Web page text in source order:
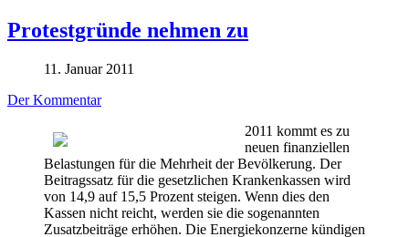
Protestgründe nehmen zu
11. Januar 2011
Der Kommentar
2011 kommt es zu
neuen finanziellen
Belastungen für die Mehrheit der Bevölkerung. Der
Beitragssatz für die gesetzlichen Krankenkassen wird
von 14,9 auf 15,5 Prozent steigen. Wenn dies den
Kassen nicht reicht, werden sie die sogenannten
Zusatzbeiträge erhöhen. Die Energiekonzerne kündigen